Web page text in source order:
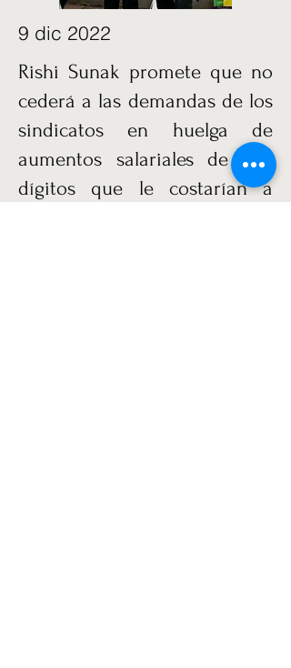
9 dic 2022
Rishi Sunak promete que no
cederá a las demandas de los
sindicatos en huelga de
aumentos salariales de dos
dígitos que le costarían a